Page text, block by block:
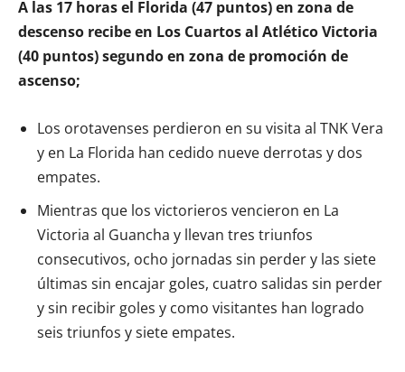
A las 17 horas el Florida (47 puntos) en zona de
descenso recibe en Los Cuartos al Atlético Victoria
(40 puntos) segundo en zona de promoción de
ascenso;
Los orotavenses perdieron en su visita al TNK Vera
y en La Florida han cedido nueve derrotas y dos
empates.
Mientras que los victorieros vencieron en La
Victoria al Guancha y llevan tres triunfos
consecutivos, ocho jornadas sin perder y las siete
últimas sin encajar goles, cuatro salidas sin perder
y sin recibir goles y como visitantes han logrado
seis triunfos y siete empates.